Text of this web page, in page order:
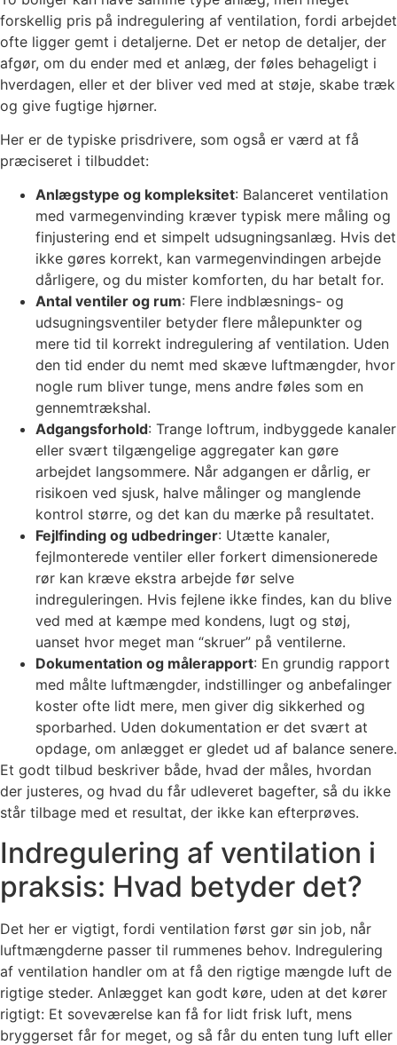
forskellig pris på indregulering af ventilation, fordi arbejdet
ofte ligger gemt i detaljerne. Det er netop de detaljer, der
afgør, om du ender med et anlæg, der føles behageligt i
hverdagen, eller et der bliver ved med at støje, skabe træk
og give fugtige hjørner.
Her er de typiske prisdrivere, som også er værd at få
præciseret i tilbuddet:
Anlægstype og kompleksitet: Balanceret ventilation
med varmegenvinding kræver typisk mere måling og
finjustering end et simpelt udsugningsanlæg. Hvis det
ikke gøres korrekt, kan varmegenvindingen arbejde
dårligere, og du mister komforten, du har betalt for.
Antal ventiler og rum: Flere indblæsnings- og
udsugningsventiler betyder flere målepunkter og
mere tid til korrekt indregulering af ventilation. Uden
den tid ender du nemt med skæve luftmængder, hvor
nogle rum bliver tunge, mens andre føles som en
gennemtrækshal.
Adgangsforhold: Trange loftrum, indbyggede kanaler
eller svært tilgængelige aggregater kan gøre
arbejdet langsommere. Når adgangen er dårlig, er
risikoen ved sjusk, halve målinger og manglende
kontrol større, og det kan du mærke på resultatet.
Fejlfinding og udbedringer: Utætte kanaler,
fejlmonterede ventiler eller forkert dimensionerede
rør kan kræve ekstra arbejde før selve
indreguleringen. Hvis fejlene ikke findes, kan du blive
ved med at kæmpe med kondens, lugt og støj,
uanset hvor meget man “skruer” på ventilerne.
Dokumentation og målerapport: En grundig rapport
med målte luftmængder, indstillinger og anbefalinger
koster ofte lidt mere, men giver dig sikkerhed og
sporbarhed. Uden dokumentation er det svært at
opdage, om anlægget er gledet ud af balance senere.
Et godt tilbud beskriver både, hvad der måles, hvordan
der justeres, og hvad du får udleveret bagefter, så du ikke
står tilbage med et resultat, der ikke kan efterprøves.
Indregulering af ventilation i
praksis: Hvad betyder det?
Det her er vigtigt, fordi ventilation først gør sin job, når
luftmængderne passer til rummenes behov. Indregulering
af ventilation handler om at få den rigtige mængde luft de
rigtige steder. Anlægget kan godt køre, uden at det kører
rigtigt: Et soveværelse kan få for lidt frisk luft, mens
bryggerset får for meget, og så får du enten tung luft eller